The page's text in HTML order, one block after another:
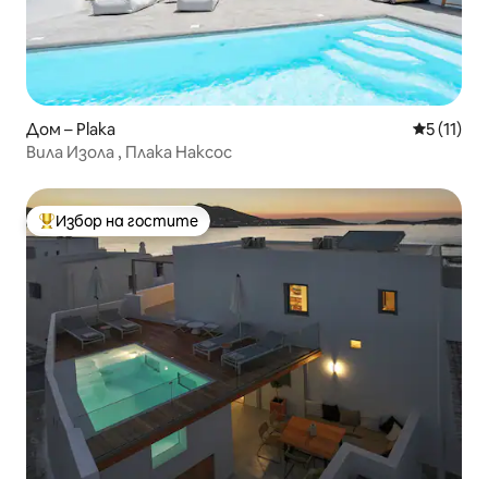
Дом – Plaka Средна
5 (11)
Вила Изола , Плака Наксос
Най-популярен избор на гостите
Избор на гостите